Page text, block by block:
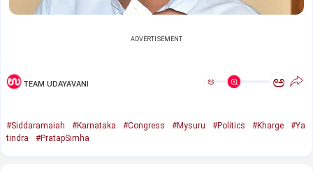
ADVERTISEMENT
TEAM UDAYAVANI ಅ ಅ
#Siddaramaiah #Karnataka #Congress #Mysuru #Politics #Kharge
#Ya
tindra
#PratapSimha